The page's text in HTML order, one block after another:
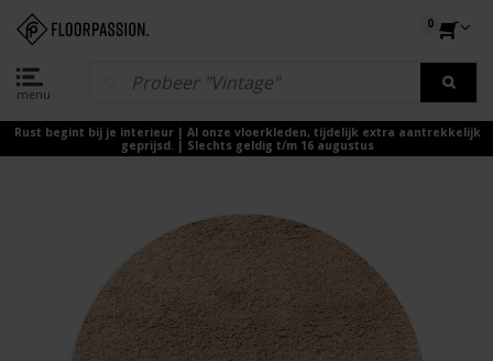
menu
0
Rust begint bij je interieur | Al onze vloerkleden, tijdelijk extra aantrekkelijk
geprijsd. | Slechts geldig t/m 16 augustus